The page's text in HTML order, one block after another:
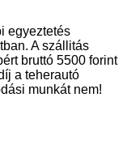
egyeztetés
A szállitás
bruttó 5500 forint
a teherautó
munkát nem!